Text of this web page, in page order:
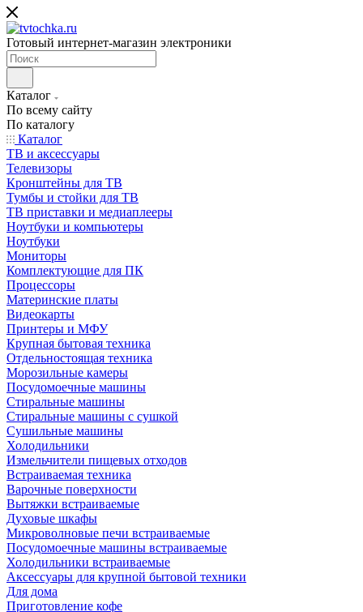
Готовый интернет-магазин электроники
Каталог
По всему сайту
По каталогу
Каталог
ТВ и аксессуары
Телевизоры
Кронштейны для ТВ
Тумбы и стойки для ТВ
ТВ приставки и медиаплееры
Ноутбуки и компьютеры
Ноутбуки
Мониторы
Комплектующие для ПК
Процессоры
Материнские платы
Видеокарты
Принтеры и МФУ
Крупная бытовая техника
Отдельностоящая техника
Морозильные камеры
Посудомоечные машины
Стиральные машины
Стиральные машины с сушкой
Сушильные машины
Холодильники
Измельчители пищевых отходов
Встраиваемая техника
Варочные поверхности
Вытяжки встраиваемые
Духовые шкафы
Микроволновые печи встраиваемые
Посудомоечные машины встраиваемые
Холодильники встраиваемые
Аксессуары для крупной бытовой техники
Для дома
Приготовление кофе